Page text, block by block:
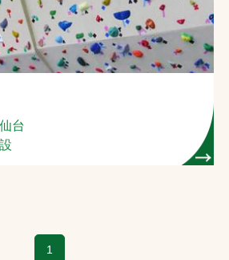
台
1